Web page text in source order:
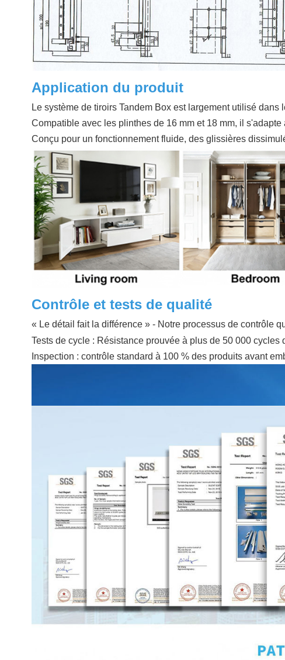
Application du produit
Le système de tiroirs Tandem Box est largement utilisé
Compatible avec les plinthes de 16 mm et 18 mm, il
Conçu pour un fonctionnement fluide, des glissières
Contrôle et tests de qualité
« Le détail fait la différence » - Notre processus de contrôle
Tests de cycle : Résistance prouvée à plus de 50 000
Inspection : contrôle standard à 100 % des produits avant